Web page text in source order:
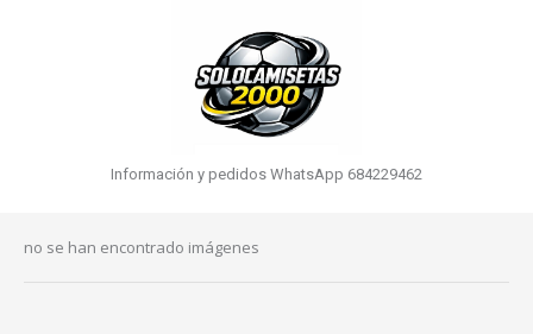
Información y pedidos WhatsApp 684229462
no se han encontrado imágenes